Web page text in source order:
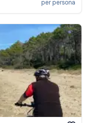
per persona